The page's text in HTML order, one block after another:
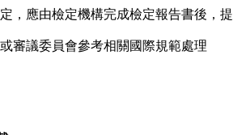
，應由檢定機構完成檢定報告書後，提
審議委員會參考相關國際規範處理